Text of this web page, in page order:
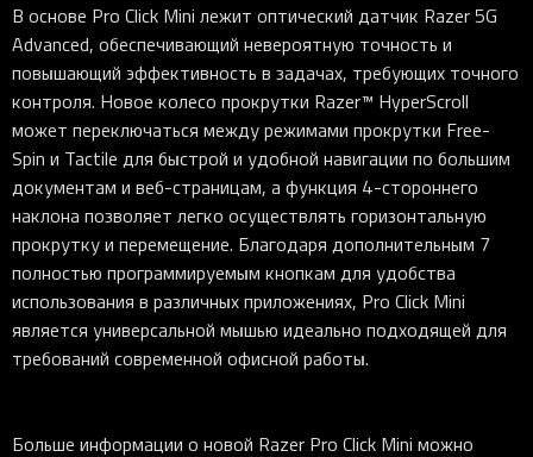
В основе Pro Click Mini лежит оптический датчик Razer 5G
Advanced, обеспечивающий невероятную точность и
повышающий эффективность в задачах, требующих точного
контроля. Новое колесо прокрутки Razer™ HyperScroll
может переключаться между режимами прокрутки Free-
Spin и Tactile для быстрой и удобной навигации по большим
документам и веб-страницам, а функция 4-стороннего
наклона позволяет легко осуществлять горизонтальную
прокрутку и перемещение. Благодаря дополнительным 7
полностью программируемым кнопкам для удобства
использования в различных приложениях, Pro Click Mini
является универсальной мышью идеально подходящей для
требований современной офисной работы.
Больше информации о новой Razer Pro Click Mini можно